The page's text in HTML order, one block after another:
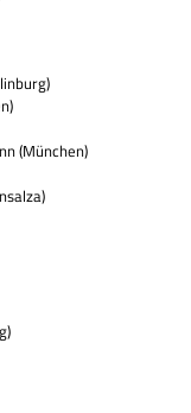
(Mün­chen)